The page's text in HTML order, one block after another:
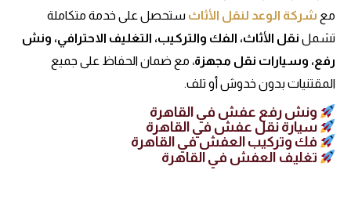
مع شركة الوعد لنقل الأثاث ستحصل على خدمة متكاملة
تشمل نقل الأثاث، الفك والتركيب، التغليف الاحترافي، ونش
رفع، وسيارات نقل مجهزة، مع ضمان الحفاظ على جميع
المقتنيات بدون خدوش أو تلف.
ونش رفع عفش في القاهرة
سيارة نقل عفش في القاهرة
فك وتركيب العفش في القاهرة
تغليف العفش في القاهرة